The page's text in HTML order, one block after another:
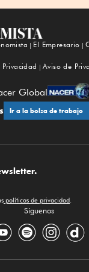
El Empresario
Aviso de
Global
Ir a la bolsa de trabajo
políticas de privacidad.
Síguenos